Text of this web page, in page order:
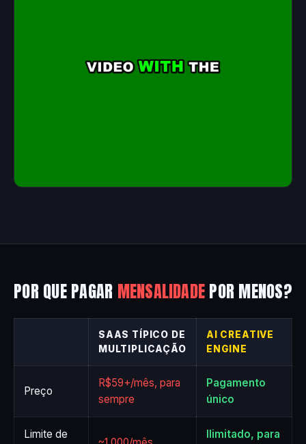
POR QUE PAGAR MENSALIDADEPOR MENOS?
SAAS TÍPICO DE
MULTIPLICAÇÃO
AI CREATIVE
ENGINE
Preço
R$59+/mês, para
sempre
Pagamento
único
Limite de
Ilimitado, para